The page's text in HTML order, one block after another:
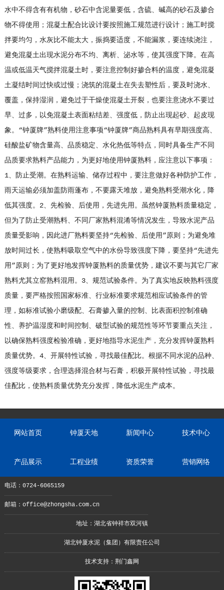
水中不得含有有机物，砂石中含泥量要低，含硫、碱高的砂石及掺合
物不得使用；混凝土配合比设计要按照施工规范进行设计；施工时搅
拌要均匀，水灰比不能太大，振捣要适度，不能漏浆，要连续浇注，
避免混凝土出现水泥分布不均、离析、泌水等，使其强度下降。在高
温或低温天气搅拌混凝土时，要注意控制好掺合料的温度，避免混凝
土凝结时间过快或过慢；浇筑的混凝土在失去塑性后，要及时浇水、
覆盖，保持湿润，避免过于干燥使混凝土开裂，也要注意浇水不要过
早、过多，以免混凝土表面粘结差、强度低，防止出现起砂、起皮现
象。“钟厦牌”熟料使用注意事项“钟厦牌”商品熟料具有早期强度高、
硅酸盐矿物含量高、品质稳定、水化热低等特点，同时具备生产不同
品质要求熟料产品能力，为更好地使用钟厦熟料，应注意以下事项：
1、防止受潮。在熟料运输、储存过程中，要注意做好各种防护工作，
雨天运输必须加盖防雨蓬布，不要露天堆放，避免熟料受潮水化，降
低其强度。2、先检验、后使用，先进先用。虽然钟厦熟料质量稳定，
但为了防止受潮熟料、不同厂家熟料混淆等情况发生，导致水泥产品
质量受影响，因此进厂熟料要坚持“先检验、后使用”原则；为避免堆
放时间过长，使熟料吸取空气中的水份导致强度下降，要坚持“先进先
用”原则；为了更好地发挥钟厦熟料的质量优势，建议不要与其它厂家
熟料尤其立窑熟料混用。3、规范试验条件。为了真实地反映熟料强度
质量，要严格按照国家标准、行业标准要求规范相应试验条件的管
理，如标准试验小磨级配、石膏掺入量的控制、比表面积控制准确
性、养护温湿度和时间控制、破型试验的规范性等环节要重点关注，
以确保熟料强度检验准确，更好地指导水泥生产，充分发挥钟厦熟料
质量优势。4、开展特性试验，寻找最佳配比。根据不同水泥的品种、
强度等级要求，合理选择混合材与石膏，积极开展特性试验，寻找最
佳配比，使熟料质量优势充分发挥，降低水泥生产成本。
网站首页 钟厦天地 新闻中心 技术中心
产品展示 工程业绩 资质荣誉 营销网络
电话：0724-6065159
邮箱：office@zhongsha.com.cn
地址：湖北省钟祥市双河镇
湖北钟厦水泥（集团）有限责任公司
技术支持： 荆门鑫网